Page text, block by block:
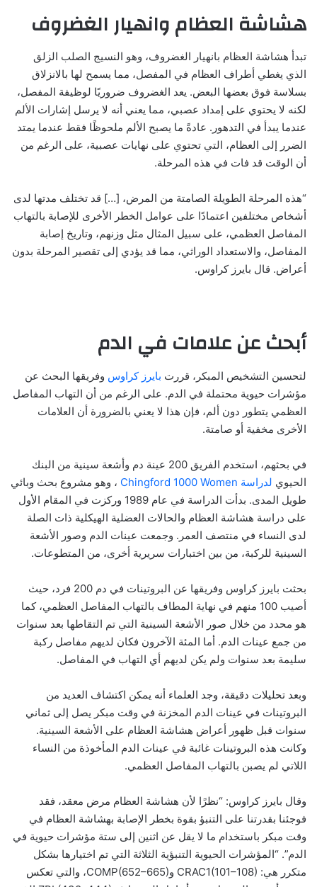
هشاشة العظام وانهيار الغضروف
تبدأ هشاشة العظام بانهيار الغضروف، وهو النسيج الصلب الزلق
الذي يغطي أطراف العظام في المفصل، مما يسمح لها بالانزلاق
بسلاسة فوق بعضها البعض. يعد الغضروف ضروريًا لوظيفة المفصل،
لكنه لا يحتوي على إمداد عصبي، مما يعني أنه لا يرسل إشارات الألم
عندما يبدأ في التدهور. عادةً ما يصبح الألم ملحوظًا فقط عندما يمتد
الضرر إلى العظام، التي تحتوي على نهايات عصبية، على الرغم من
أن الوقت قد فات في هذه المرحلة.
“هذه المرحلة الطويلة الصامتة من المرض، […] قد تختلف مدتها لدى
أشخاص مختلفين اعتمادًا على عوامل الخطر الأخرى للإصابة بالتهاب
المفاصل العظمي، على سبيل المثال مثل وزنهم، وتاريخ إصابة
المفاصل، والاستعداد الوراثي، مما قد يؤدي إلى تقصير المرحلة بدون
أعراض. قال بايرز كراوس.
أبحث عن علامات في الدم
لتحسين التشخيص المبكر، قررت بايرز كراوس وفريقها البحث عن
مؤشرات حيوية محتملة في الدم. على الرغم من أن التهاب المفاصل
العظمي يتطور دون ألم، فإن هذا لا يعني بالضرورة أن العلامات
الأخرى مخفية أو صامتة.
في بحثهم، استخدم الفريق 200 عينة دم وأشعة سينية من البنك
الحيوي لدراسة Chingford 1000 Women
، وهو مشروع بحث وبائي
طويل المدى. بدأت الدراسة في عام 1989 وركزت في المقام الأول
على دراسة هشاشة العظام والحالات العضلية الهيكلية ذات الصلة
لدى النساء في منتصف العمر. وجمعت عينات الدم وصور الأشعة
السينية للركبة، من بين اختبارات سريرية أخرى، من المتطوعات.
بحثت بايرز كراوس وفريقها عن البروتينات في دم 200 فرد، حيث
أصيب 100 منهم في نهاية المطاف بالتهاب المفاصل العظمي، كما
هو محدد من خلال صور الأشعة السينية التي تم التقاطها بعد سنوات
من جمع عينات الدم. أما المئة الآخرون فكان لديهم مفاصل ركبة
سليمة بعد سنوات ولم يكن لديهم أي التهاب في المفاصل.
وبعد تحليلات دقيقة، وجد العلماء أنه يمكن اكتشاف العديد من
البروتينات في عينات الدم المخزنة في وقت مبكر يصل إلى ثماني
سنوات قبل ظهور أعراض هشاشة العظام على الأشعة السينية.
وكانت هذه البروتينات غائبة في عينات الدم المأخوذة من النساء
اللاتي لم يصبن بالتهاب المفاصل العظمي.
وقال بايرز كراوس: “نظرًا لأن هشاشة العظام مرض معقد، فقد
فوجئنا بقدرتنا على التنبؤ بقوة بخطر الإصابة بهشاشة العظام في
وقت مبكر باستخدام ما لا يقل عن اثنين إلى ستة مؤشرات حيوية في
الدم”. “المؤشرات الحيوية التنبؤية الثلاثة التي تم اختيارها بشكل
متكرر هي: CRAC1(101–108) وCOMP(652–665)، والتي تعكس